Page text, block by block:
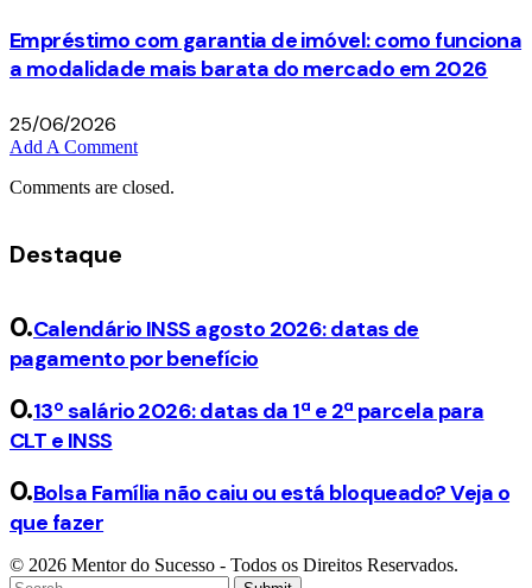
Empréstimo com garantia de imóvel: como funciona
a modalidade mais barata do mercado em 2026
25/06/2026
Add A Comment
Comments are closed.
Destaque
Calendário INSS agosto 2026: datas de
pagamento por benefício
13º salário 2026: datas da 1ª e 2ª parcela para
CLT e INSS
Bolsa Família não caiu ou está bloqueado? Veja o
que fazer
© 2026 Mentor do Sucesso - Todos os Direitos Reservados.